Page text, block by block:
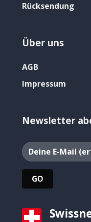
Rücksendung
Über uns
AGB
Impressum
Newsletter